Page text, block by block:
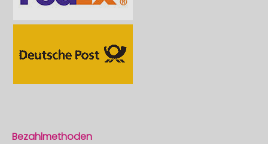
Bezahlmethoden